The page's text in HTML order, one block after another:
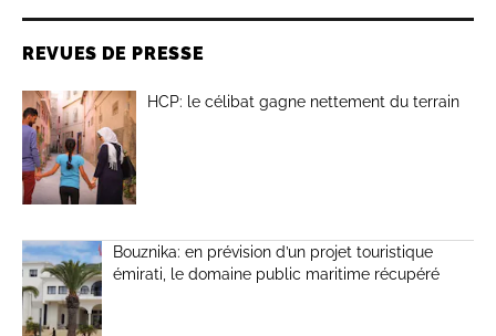
REVUES DE PRESSE
HCP: le célibat gagne nettement du terrain
Bouznika: en prévision d’un projet touristique
émirati, le domaine public maritime récupéré